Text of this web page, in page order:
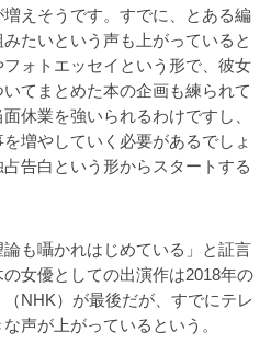
えそうです。すでに、とある編
たいという声も上がっていると
ォトエッセイという形で、彼女
てまとめた本の企画も練られて
休業を強いられるわけですし、
増やしていく必要があるでしょ
告白という形からスタートする
も囁かれはじめている」と証言
女優としての出演作は2018年の
NHK）が最後だが、すでにテレ
声が上がっているという。